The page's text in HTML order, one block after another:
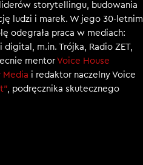
storytellingu, budowania
ludzi i marek. W jego 30-letnim
odegrała praca w mediach:
m.in. Trójka, Radio ZET,
mentorVoice House
Media i redaktor naczelny Voice
, podręcznika skutecznego